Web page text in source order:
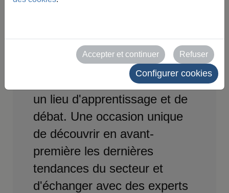
journées techniques, de
conférences et d'activités
parallèles qui font de ce salon
un lieu d'apprentissage et de
débat. Une occasion unique
de découvrir en avant-
première les dernières
tendances du secteur et
d'échanger avec des experts
Accepter et continuer Refuser
Configurer cookies